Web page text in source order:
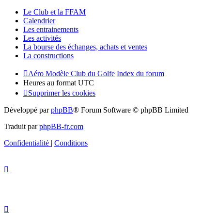
Le Club et la FFAM
Calendrier
Les entrainements
Les activités
La bourse des échanges, achats et ventes
La constructions
Aéro Modèle Club du Golfe Index du forum
Heures au format UTC
Supprimer les cookies
Développé parphpBB® Forum Software © phpBB Limited
Traduit parphpBB-fr.com
Confidentialité | Conditions